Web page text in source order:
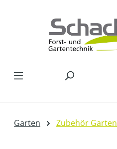
Garten Zubehör Garten